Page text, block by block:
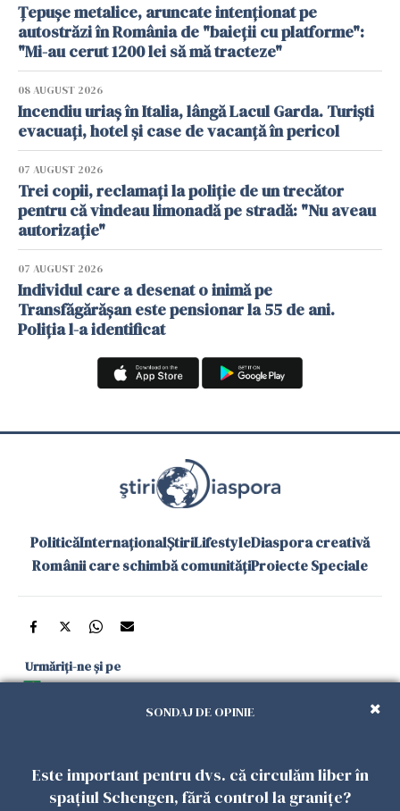
Țepușe metalice, aruncate intenționat pe
autostrăzi în România de "baieții cu platforme":
"Mi-au cerut 1200 lei să mă tracteze"
08 AUGUST 2026
Incendiu uriaș în Italia, lângă Lacul Garda. Turiști
evacuați, hotel și case de vacanță în pericol
07 AUGUST 2026
Trei copii, reclamați la poliție de un trecător
pentru că vindeau limonadă pe stradă: "Nu aveau
autorizație"
07 AUGUST 2026
Individul care a desenat o inimă pe
Transfăgărășan este pensionar la 55 de ani.
Poliția l-a identificat
PoliticăInternaționalȘtiriLifestyleDiaspora creativă
Românii care schimbă comunitățiProiecte Speciale
Urmăriți-ne și pe
și în aplicațiile mobile
Politica de
Politica
Gestionați
Contact
Declarație de
SONDAJ DE OPINIE
Este important pentru dvs. că circulăm liber în
spațiul Schengen, fără control la granițe?